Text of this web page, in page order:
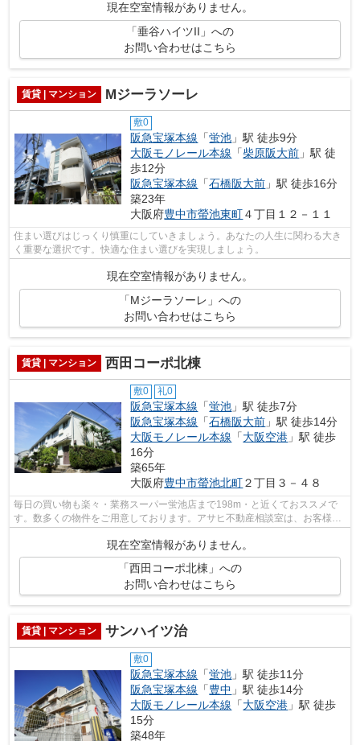
現在空室情報がありません。
「垂谷ハイツII」への
お問い合わせはこちら
賃貸 | マンション Mジーラソーレ
敷0
阪急宝塚本線 「蛍池 」駅 徒歩9分
大阪モノレール本線 「柴原阪大前 」駅 徒
歩12分
阪急宝塚本線 「石橋阪大前 」駅 徒歩16分
築23年
大阪府豊中市螢池東町４丁目１２－１１
住まい選びはじっくり慎重にしていきましょう。あなたの人生に関わる大き
く重要な選択です。快適な住まい選びを実現しましょう。
現在空室情報がありません。
「Mジーラソーレ」への
お問い合わせはこちら
賃貸 | マンション 西田コーポ北棟
敷0 礼0
阪急宝塚本線 「蛍池 」駅 徒歩7分
阪急宝塚本線 「石橋阪大前 」駅 徒歩14分
大阪モノレール本線 「大阪空港 」駅 徒歩
16分
築65年
大阪府豊中市螢池北町２丁目３－４８
毎日の買い物も楽々・業務スーパー蛍池店まで198m・と近くておススメで
す。数多くの物件をご用意しております。アサヒ不動産相談室は、お客様に
とって有益な情報をご提供して参ります。
現在空室情報がありません。
「西田コーポ北棟」への
お問い合わせはこちら
賃貸 | マンション サンハイツ治
敷0
阪急宝塚本線 「蛍池 」駅 徒歩11分
阪急宝塚本線 「豊中 」駅 徒歩14分
大阪モノレール本線 「大阪空港 」駅 徒歩
15分
築48年